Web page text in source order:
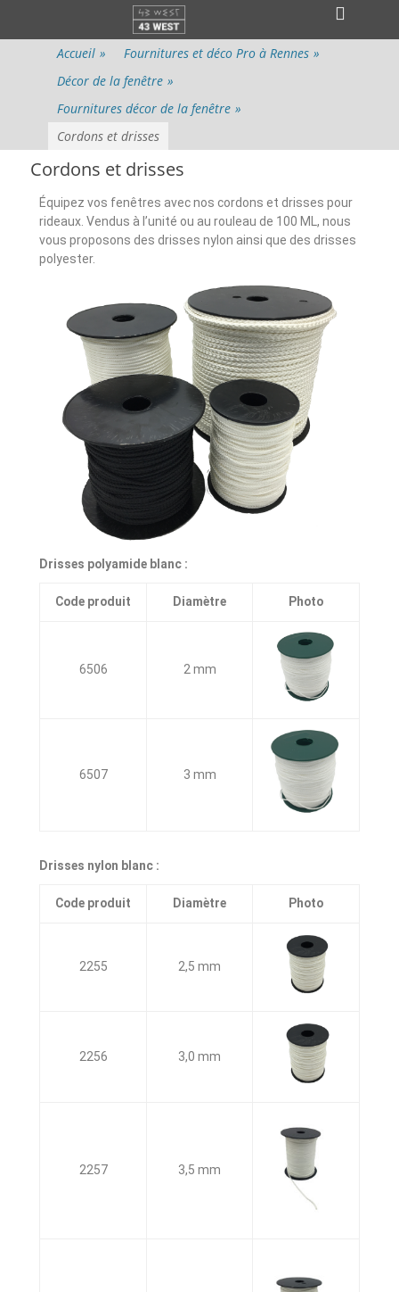
Menu principal
Accueil » Fournitures et déco Pro à Rennes »
Décor de la fenêtre »
Fournitures décor de la fenêtre »
Cordons et drisses
Cordons et drisses
Équipez vos fenêtres avec nos cordons et drisses pour
rideaux. Vendus à l’unité ou au rouleau de 100 ML, nous
vous proposons des drisses nylon ainsi que des drisses
polyester.
Drisses polyamide blanc :
Code produit Diamètre Photo
6506 2 mm
6507 3 mm
Drisses nylon blanc :
Code produit Diamètre Photo
2255 2,5 mm
2256 3,0 mm
2257 3,5 mm